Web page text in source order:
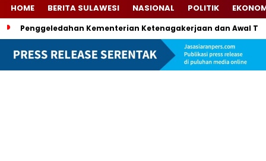
HOME BERITA SULAWESI NASIONAL POLITIK
Penggeledahan Kementerian Ketenagakerjaan dan Awal